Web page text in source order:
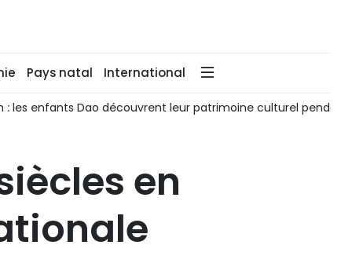
Pays natal International
les enfants Dao découvrent leur patrimoine culturel pendant
en